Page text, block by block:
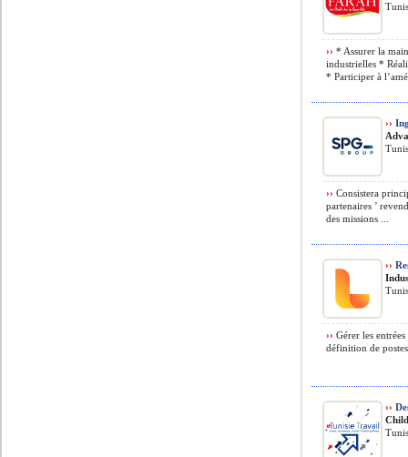
›› * Assurer la
industrielles *
* Participer à
››
›› Consistera
partenaires ’
des missions ...
››
›› Gérer les
définition de
››